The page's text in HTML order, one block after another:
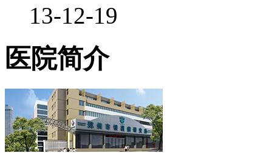
13-12-19
医院简介